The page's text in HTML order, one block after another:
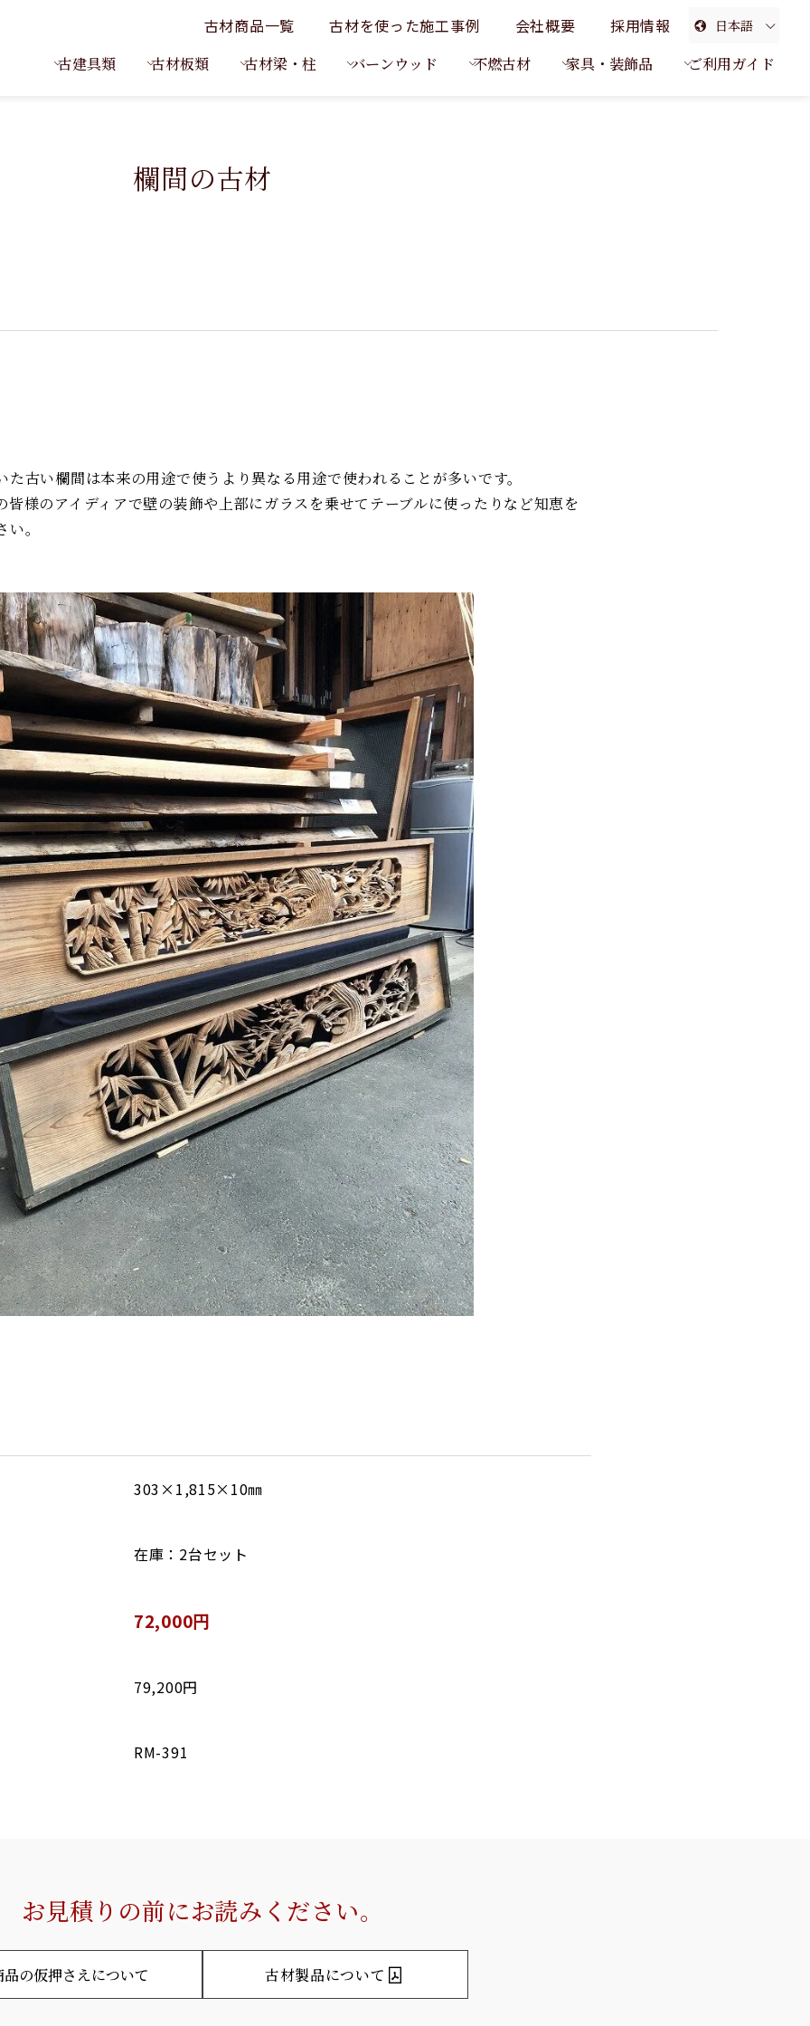
古建具類 古材板類 古材梁・柱 バーンウッド 不燃古材 家具・装飾品 ご利用ガイド
古材商品一覧 古材を使った施工事例 会社概要 採用情報
日本語
English
欄間の古材
古い欄間は本来の用途で使うより異なる用途で使われることが多いです。
皆様のアイディアで壁の装飾や上部にガラスを乗せてテーブルに使ったりなど知恵を
。
303×1,815×10㎜
在庫：2台セット
72,000円
79,200円
RM-391
お見積りの前にお読みください。
品の仮押さえについて 古材製品について